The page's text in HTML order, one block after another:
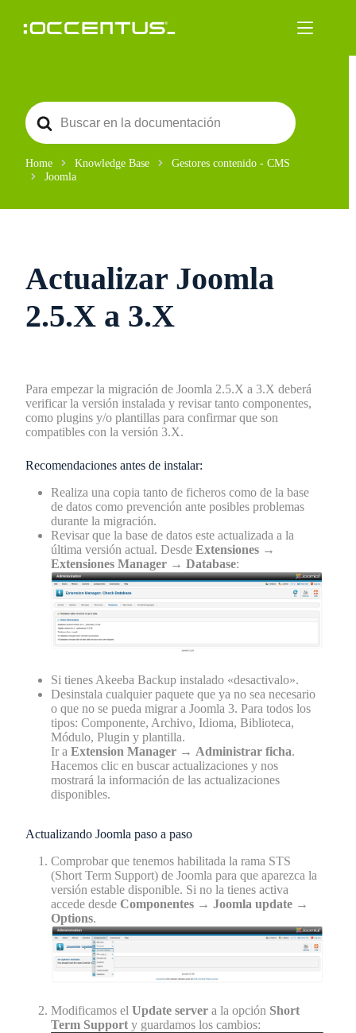
contenido
S
e
a
c
Home Knowledge Base
Gestores contenido - CMS
Joomla
Actualizar Joomla
2.5.X a 3.X
Para empezar la migración de Joomla 2.5.X a 3.X deberá
verificar la versión instalada y revisar tanto componentes,
como plugins y/o plantillas para confirmar que son
compatibles con la versión 3.X.
Recomendaciones antes de instalar:
Realiza una copia tanto de ficheros como de la base
de datos como prevención ante posibles problemas
durante la migración.
Revisar que la base de datos este actualizada a la
última versión actual. Desde Extensiones →
Extensiones Manager → Database:
Si tienes Akeeba Backup instalado «desactivalo».
Desinstala cualquier paquete que ya no sea necesario
o que no se pueda migrar a Joomla 3. Para todos los
tipos: Componente, Archivo, Idioma, Biblioteca,
Módulo, Plugin y plantilla.
Ir a Extension Manager → Administrar ficha.
Hacemos clic en buscar actualizaciones y nos
mostrará la información de las actualizaciones
disponibles.
Actualizando Joomla paso a paso
Comprobar que tenemos habilitada la rama STS
(Short Term Support) de Joomla para que aparezca la
versión estable disponible. Si no la tienes activa
accede desde Componentes → Joomla update →
Options.
Modificamos el Update server a la opción Short
Term Support y guardamos los cambios: